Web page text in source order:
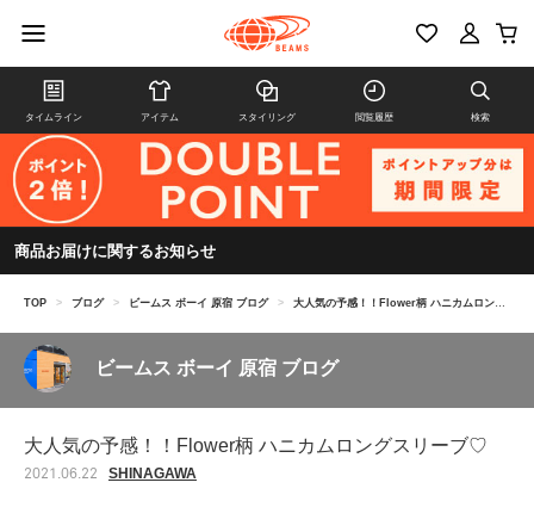
タイムライン アイテム スタイリング 閲覧履歴 検索
商品お届けに関するお知らせ
TOP > ブログ > ビームス ボーイ 原宿 ブログ > 大人気の予感！！Flower柄 ハニカムロングスリーブ♡
ビームス ボーイ 原宿 ブログ
大人気の予感！！Flower柄 ハニカムロングスリーブ♡
2021.06.22 SHINAGAWA